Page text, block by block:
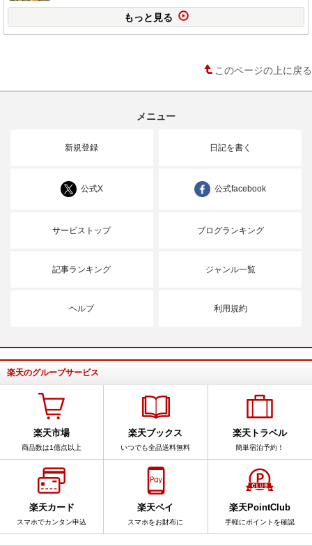
もっと見る
このページの上に戻る
メニュー
新規登録 日記を書く
公式X 公式facebook
サービストップ ブログランキング
記事ランキング ジャンル一覧
ヘルプ 利用規約
楽天のグループサービス
楽天市場
商品数は1億点以上
楽天ブックス
いつでも全品送料無料
楽天トラベル
簡単宿泊予約！
楽天カード
スマホでカンタン申込
楽天ペイ
スマホをお財布に
楽天PointClub
手軽にポイントを確認